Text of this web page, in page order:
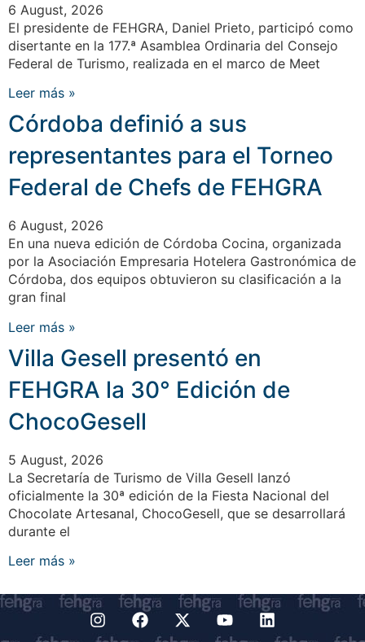
6 August, 2026
El presidente de FEHGRA, Daniel Prieto, participó como
disertante en la 177.ª Asamblea Ordinaria del Consejo
Federal de Turismo, realizada en el marco de Meet
Leer más »
Córdoba definió a sus
representantes para el Torneo
Federal de Chefs de FEHGRA
6 August, 2026
En una nueva edición de Córdoba Cocina, organizada
por la Asociación Empresaria Hotelera Gastronómica de
Córdoba, dos equipos obtuvieron su clasificación a la
gran final
Leer más »
Villa Gesell presentó en
FEHGRA la 30° Edición de
ChocoGesell
5 August, 2026
La Secretaría de Turismo de Villa Gesell lanzó
oficialmente la 30ª edición de la Fiesta Nacional del
Chocolate Artesanal, ChocoGesell, que se desarrollará
durante el
Leer más »